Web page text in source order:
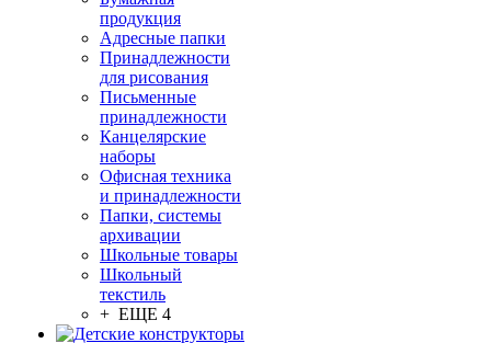
продукция
Адресные папки
Принадлежности
для рисования
Письменные
принадлежности
Канцелярские
наборы
Офисная техника
и принадлежности
Папки, системы
архивации
Школьные товары
Школьный
текстиль
+ ЕЩЕ 4